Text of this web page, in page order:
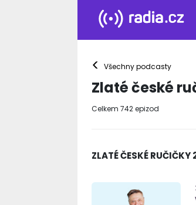
< Všechny podcasty
Zlaté české
Celkem 742epizod
ZLATÉ ČESKÉ